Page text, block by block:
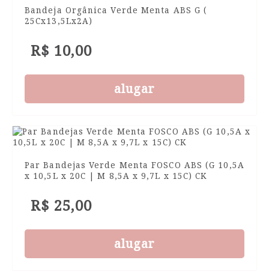
Bandeja Orgânica Verde Menta ABS G (
25Cx13,5Lx2A)
R$ 10,00
alugar
Par Bandejas Verde Menta FOSCO ABS (G 10,5A
x 10,5L x 20C | M 8,5A x 9,7L x 15C) CK
R$ 25,00
alugar